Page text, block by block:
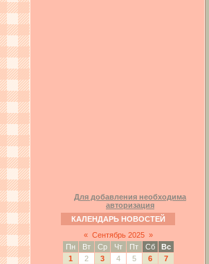
Для добавления необходима
авторизация
КАЛЕНДАРЬ НОВОСТЕЙ
« Сентябрь 2025 »
Пн
Вт Ср Чт Пт Сб
Вс
1
2 3 4 5 6
7